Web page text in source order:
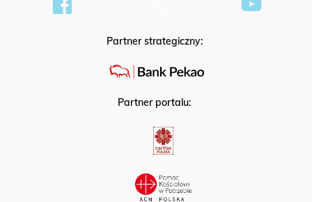
Partner strategiczny:
Partner portalu: